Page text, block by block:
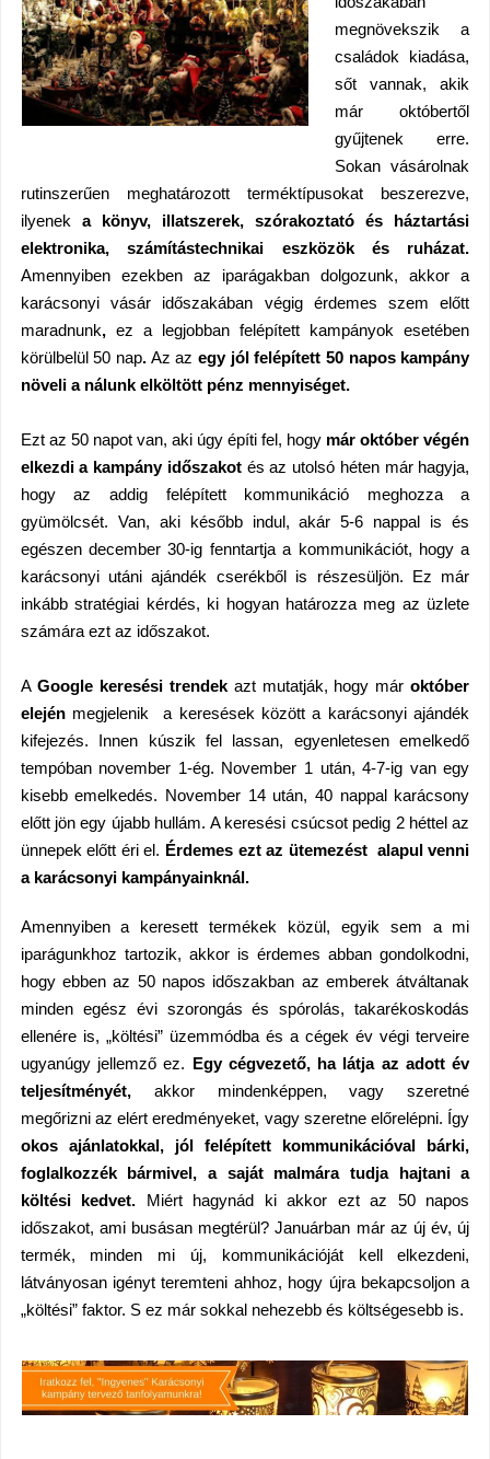
megnövekszik a
családok kiadása,
sőt vannak, akik
már októbertől
gyűjtenekerre.
Sokan vásárolnak
rutinszerűen meghatározott terméktípusokat beszerezve,
ilyenek a könyv, illatszerek, szórakoztató és háztartási
elektronika,számítástechnikai eszközök és ruházat.
Amennyiben ezekben az iparágakban dolgozunk,akkor a
karácsonyi vásár időszakában végig érdemes szem előtt
maradnunk, ez a legjobban felépített kampányok esetében
körülbelül 50 nap. Az az egy jól felépített 50 napos kampány
növeli a nálunk elköltött pénz mennyiséget.
Ezt az 50 napot van, aki úgy építi fel, hogy már október végén
elkezdi a kampány időszakot és az utolsó héten már hagyja,
hogy az addig felépített kommunikáció meghozza a
gyümölcsét. Van, aki később indul, akár 5-6 nappal is és
egészen december 30-ig fenntartja a kommunikációt, hogy a
karácsonyi utáni ajándék cserékből is részesüljön. Ez már
inkább stratégiai kérdés, ki hogyan határozza meg az üzlete
számára ezt az időszakot.
A Google keresési trendekazt mutatják, hogy mároktóber
elején megjelenik a keresések között a karácsonyi ajándék
kifejezés. Innen kúszik fel lassan, egyenletesen emelkedő
tempóban november 1-ég. November 1 után, 4-7-ig van egy
kisebb emelkedés. November 14 után, 40 nappal karácsony
előtt jön egy újabb hullám. A keresési csúcsot pedig 2 héttel az
ünnepek előtt éri el. Érdemes ezt az ütemezést alapul venni
a karácsonyi kampányainknál.
Amennyiben a keresett termékek közül, egyik sem a mi
iparágunkhoz tartozik, akkor is érdemes abban gondolkodni,
hogy ebben az 50 napos időszakban az emberek átváltanak
minden egész évi szorongás és spórolás, takarékoskodás
ellenére is, „költési” üzemmódba és a cégek év végi terveire
ugyanúgy jellemző ez. Egy cégvezető, ha látja az adott év
teljesítményét, akkor mindenképpen, vagy szeretné
megőrizni az elért eredményeket, vagy szeretne előrelépni. Így
okos ajánlatokkal, jól felépített kommunikációval bárki,
foglalkozzék bármivel, a saját malmára tudja hajtani a
költési kedvet. Miért hagynád ki akkor ezt az 50 napos
időszakot, ami busásan megtérül? Januárban már az új év, új
termék, minden mi új, kommunikációját kell elkezdeni,
látványosan igényt teremteni ahhoz, hogy újra bekapcsoljon a
„költési” faktor. S ez már sokkal nehezebb és költségesebb is.